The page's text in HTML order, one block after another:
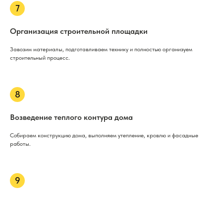
Организация строительной площадки
Завозим материалы, подготавливаем технику и полностью организуем
строительный процесс.
Возведение теплого контура дома
Собираем конструкцию дома, выполняем утепление, кровлю и фасадные
работы.